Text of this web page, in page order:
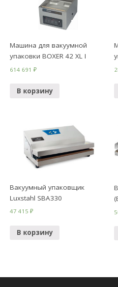
Машина для вакуумной
упаковки BOXER 42 XL I
614 691₽
В корзину
Вакуумный упаковщик
Luxstahl SBA330
47 415₽
В корзину